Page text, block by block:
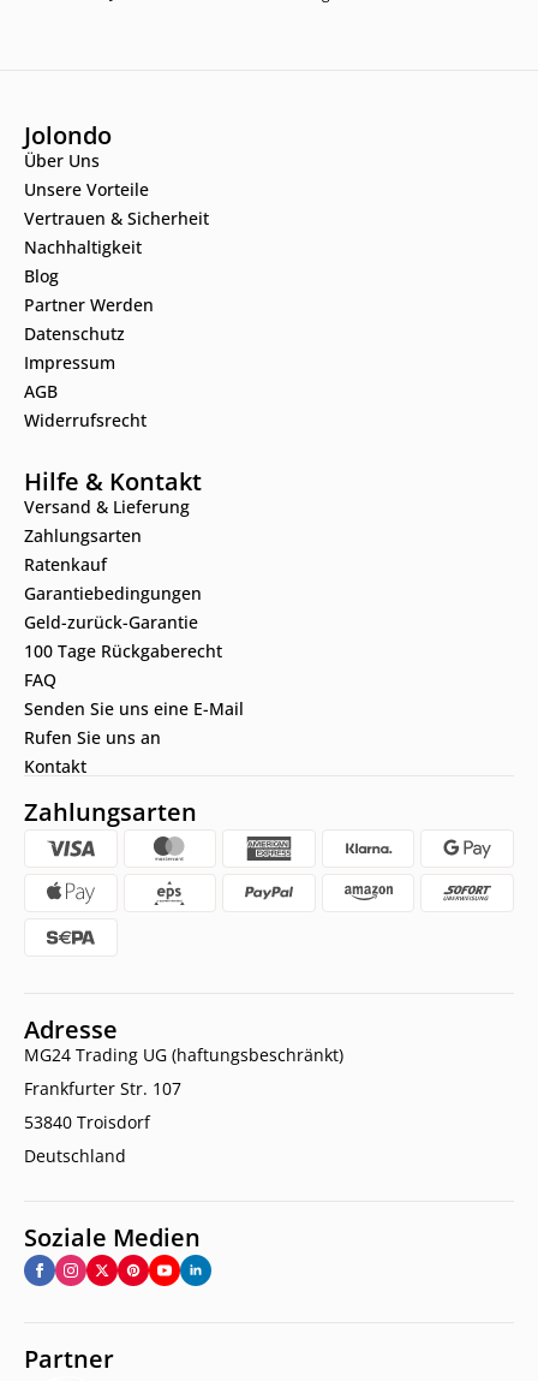
Jolondo
Über Uns
Unsere Vorteile
Vertrauen & Sicherheit
Nachhaltigkeit
Blog
Partner Werden
Datenschutz
Impressum
AGB
Widerrufsrecht
Hilfe & Kontakt
Versand & Lieferung
Zahlungsarten
Ratenkauf
Garantiebedingungen
Geld-zurück-Garantie
100 Tage Rückgaberecht
FAQ
Senden Sie uns eine E-Mail
Rufen Sie uns an
Kontakt
Zahlungsarten
Adresse
MG24 Trading UG (haftungsbeschränkt)
Frankfurter Str. 107
53840 Troisdorf
Deutschland
Soziale Medien
Partner